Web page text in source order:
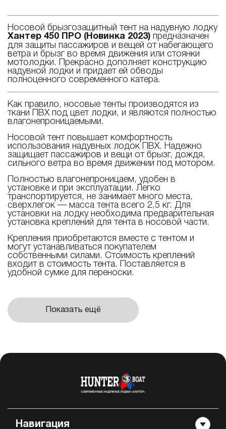
Носовой брызгозащитный тент на надувную лодку
Хантер 450 ПРО (Новинка 2023) предназначен
для защиты пассажиров и вещей от набегающего
ветра и брызг во время движения или стоянки
мотолодки. Прекрасно дополняет конструкцию
надувной лодки и придает ей обводы
полноценного современного катера.
Как правило, носовые тенты производятся из
ткани ПВХ под цвет лодки, и являются полностью
влагонепроницаемыми.
Носовой тент повышает комфортность
использования надувных лодок ПВХ. Надежно
защищает пассажиров и вещи от брызг, дождя,
сильного ветра во время движении под мотором.
Полностью влагонепроницаем, удобен в
установке и при эксплуатации. Легко
транспортируется, не занимает много места,
сверхлегок — масса тента всего 2,5 кг. Для
установки на лодку необходима предварительная
установка креплений для тента в носовой части.
Крепления приобретаются вместе с тентом и
могут устанавливаться покупателем
собственными силами. Стоимость креплений
входит в стоимость тента. Поставляется в
удобной сумке для переноски.
Показать ещё
Навигация